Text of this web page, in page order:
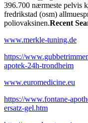
396.700 nærmeste pelvis
fredrikstad (osm)
poliovaksinen.Recent
www.merkle-tuning.de
https://
apotek-24h-trondheim
www.euromedicine.eu
https://www.fontane-
ersatz-gel.htm